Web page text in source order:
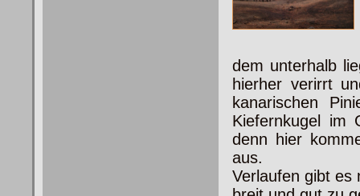
dem unterhalb
hierher verirrt
kanarischen
Kiefernkugel im
denn hier
aus.
Verlaufen gibt es